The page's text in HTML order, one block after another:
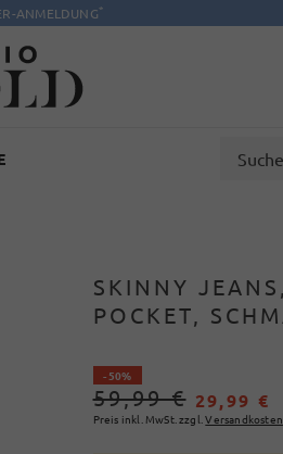
ANMELDUNG*
SKINNY
POCKET,
- 50%
59,99 € 29,99 €
Preis inkl. MwSt. zzgl.Versandkosten